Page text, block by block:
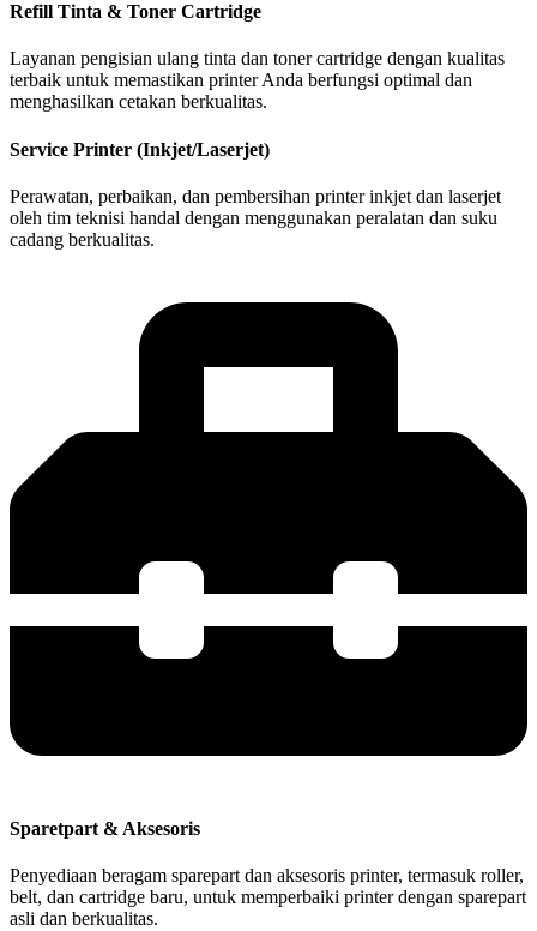
Refill Tinta & Toner Cartridge
Layanan pengisian ulang tinta dan toner cartridge dengan kualitas
terbaik untuk memastikan printer Anda berfungsi optimal dan
menghasilkan cetakan berkualitas.
Service Printer (Inkjet/Laserjet)
Perawatan, perbaikan, dan pembersihan printer inkjet dan laserjet
oleh tim teknisi handal dengan menggunakan peralatan dan suku
cadang berkualitas.
Sparetpart & Aksesoris
Penyediaan beragam sparepart dan aksesoris printer, termasuk roller,
belt, dan cartridge baru, untuk memperbaiki printer dengan sparepart
asli dan berkualitas.